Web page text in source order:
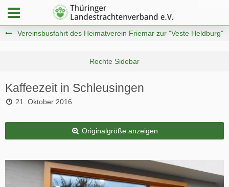
Vereinsbusfahrt des Heimatverein Friemar zur "Veste Heldburg"
Kaffeezeit in Schleusingen
21. Oktober 2016
Originalgröße anzeigen